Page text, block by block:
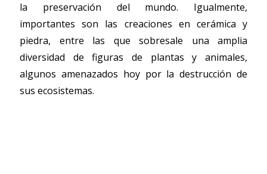
la preservación del mundo. Igualmente,
importantes son las creaciones en cerámica y
piedra, entre las que sobresale una amplia
diversidad de figuras de plantas y animales,
algunos amenazados hoy por la destrucción de
sus ecosistemas.